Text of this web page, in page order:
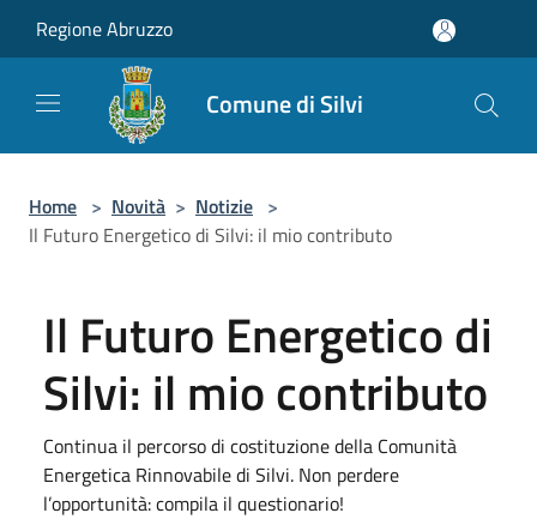
Regione Abruzzo
Comune di Silvi
Home > Novità > Notizie >
Il Futuro Energetico di Silvi: il mio contributo
Il Futuro Energetico di
Silvi: il mio contributo
Continua il percorso di costituzione della Comunità
Energetica Rinnovabile di Silvi. Non perdere
l’opportunità: compila il questionario!